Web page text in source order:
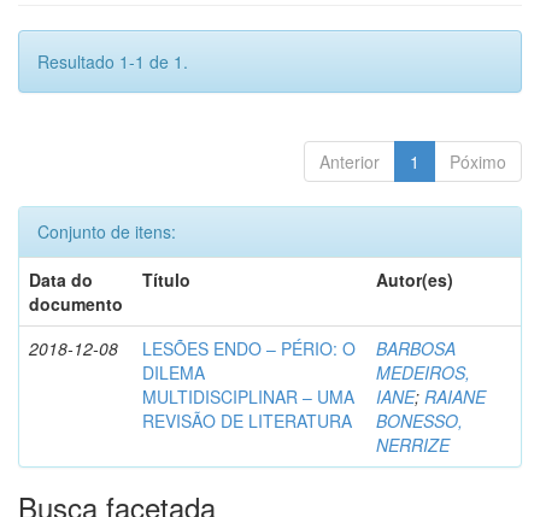
Resultado 1-1 de 1.
Anterior 1 Póximo
Conjunto de itens:
Data do
documento
Título Autor(es)
2018-12-08
LESÕES ENDO – PÉRIO: O
DILEMA
MULTIDISCIPLINAR – UMA
REVISÃO DE LITERATURA
BARBOSA
MEDEIROS,
IANE; RAIANE
BONESSO,
NERRIZE
Busca facetada